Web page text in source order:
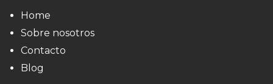
Home
Sobre nosotros
Contacto
Blog